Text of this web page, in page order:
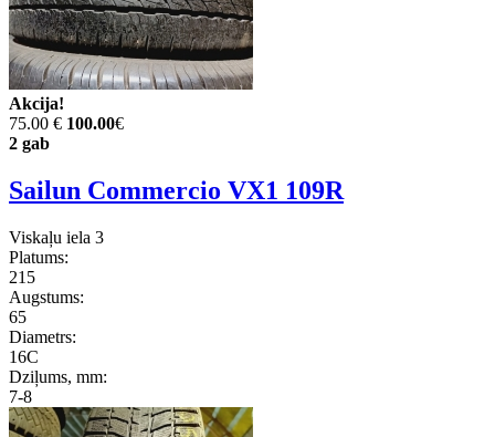
Akcija!
75.00 € 100.00€
2 gab
Sailun Commercio VX1 109R
Viskaļu iela 3
Platums:
215
Augstums:
65
Diametrs:
16C
Dziļums, mm:
7-8